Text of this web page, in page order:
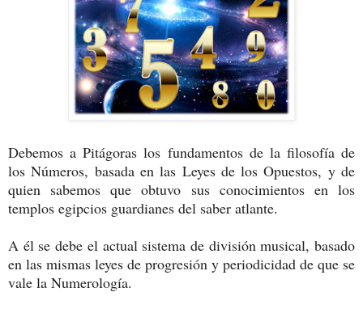
Debemos a Pitágoras los fundamentos de la filosofía de
los Números, basada en las Leyes de los Opuestos, y de
quien sabemos que obtuvo sus conocimientos en los
templos egipcios guardianes del saber atlante.
A él se debe el actual sistema de división musical, basado
en las mismas leyes de progresión y periodicidad de que se
vale la Numerología.